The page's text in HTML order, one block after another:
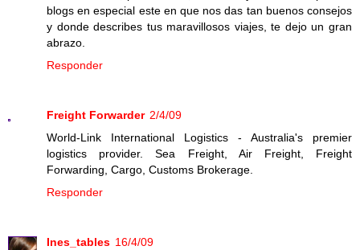
blogs en especial este en que nos das tan buenos consejos
y donde describes tus maravillosos viajes, te dejo un gran
abrazo.
Responder
Freight Forwarder 2/4/09
World-Link International Logistics - Australia's premier
logistics provider. Sea Freight, Air Freight, Freight
Forwarding, Cargo, Customs Brokerage.
Responder
Ines_tables 16/4/09